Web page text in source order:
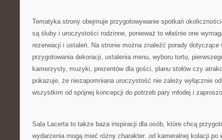
Tematyka strony obejmuje przygotowywanie spotkań
są śluby i uroczystości rodzinne, ponieważ to właśnie one
rezerwacji i ustaleń. Na stronie można znaleźć porady dotyczące
przygotowania dekoracji, ustalenia menu, wyboru tortu,
kamerzysty, muzyki, prezentów dla gości, planu stołów czy
pokazuje, że niezapomniana uroczystość nie zależy wyłącznie
wszystkim od spójnej koncepcji do potrzeb pary młodej i
Sala Lacerta to także baza inspiracji dla osób, które chcą
wydarzenia mogą mieć różny charakter: od kameralnej kolacji